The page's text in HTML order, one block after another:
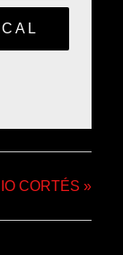
CORTÉS »